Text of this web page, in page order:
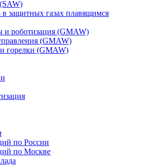
в защитных газах плавящимся
и роботизация (GMAW)
(GMAW)
горелки (GMAW)
по России
по Москве